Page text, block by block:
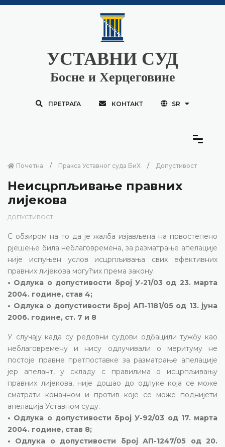
УСТАВНИ СУД
Босне и Херцеговине
ПРЕТРАГА КОНТАКТ SR
Почетна Пракса Уставног суда БиХ Допустивост
Неисцрпљивање правних
лијекова
ДОПУСТИВОСТ
С обзиром на то да је жалба изјављена на првостепено
рјешење била неблаговремена, за разматрање апелације
није испуњен услов исцрпљивања свих ефективних
правних лијекова могућих према закону.
• Одлука о допустивости број У-21/03 од 23. марта
2004. године, став 4;
• Одлука о допустивости број АП-1181/05 од 13. јуна
2006. године, ст. 7 и 8
У случају када су редовни судови одбацили тужбу као
неблаговремену и нису одлучивали о меритуму не
постоје правне претпоставке за разматрање апелације
јер апелант, у складу с правилима о исцрпљивању
правних лијекова, није дошао до одлуке која се може
сматрати коначном и против које се може поднијети
апелација Уставном суду.
• Одлука о допустивости број У-92/03 од 17. марта
2004. године, став 8;
• Одлука о допустивости број АП-1247/05 од 20.